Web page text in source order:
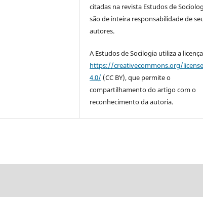
citadas na revista Estudos de
são de inteira responsabilidade de
autores.
A Estudos de Socilogia utiliza a licença
https://creativecommons.org/
4.0/ (CC BY), que permite o
compartilhamento do artigo com o
reconhecimento da autoria.